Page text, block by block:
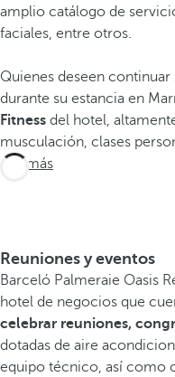
amplio catálogo de
faciales, entre otros.
Quienes deseen
durante su estancia en
Fitness del hotel,
musculación, clases
Ver más
Reuniones y eventos
Barceló Palmeraie Oasis
hotel de negocios que
celebrar reuniones,
dotadas de aire
equipo técnico, así como